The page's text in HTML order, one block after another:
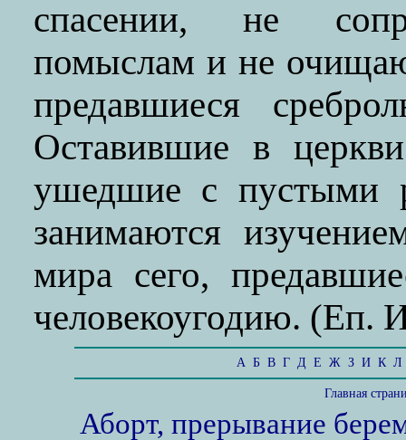
спасении, не
помыслам и не
предавшиеся
Оставившие в
ушедшие с пустыми
занимаются
мира сего,
человекоугодию. (Еп.
А Б В Г Д Е Ж З И К Л
Главная
Аборт, прерывание